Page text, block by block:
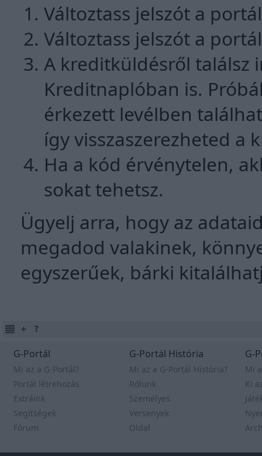
Változtass jelszót a
Változtass jelszót a
A kreditküldésről találsz
Kreditnaplóban is.
érkezett levélben
így visszaszerezheted a
Ha a kód érvénytelen,
sokat tehetsz.
Ügyelj arra, hogy az
megadod valakinek,
egyszerűek, bárki
G-Portál
Mi az a G-Portál?
Portál létrehozás
Extráink
Segítségek
Fórum
G-Portál História
Mi az a G-Portál História?
Rólunk
Személyes
Versenyek
Oldal
G-
Mi
Ki